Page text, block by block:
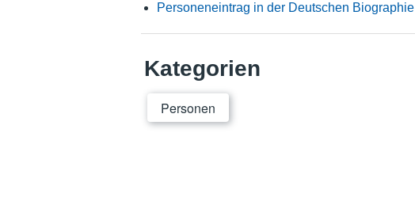
Personeneintrag in der Deutschen Biographie
Kategorien
Personen